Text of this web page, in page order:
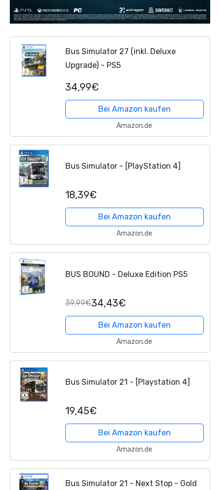
Bus Simulator 27 (inkl. Deluxe
Upgrade) - PS5
34,99€
Bei Amazon kaufen
Amazon.de
Bus Simulator - [PlayStation 4]
18,39€
Bei Amazon kaufen
Amazon.de
BUS BOUND - Deluxe Edition PS5
39,99€34,43€
Bei Amazon kaufen
Amazon.de
Bus Simulator 21 - [Playstation 4]
19,45€
Bei Amazon kaufen
Amazon.de
Bus Simulator 21 - Next Stop - Gold